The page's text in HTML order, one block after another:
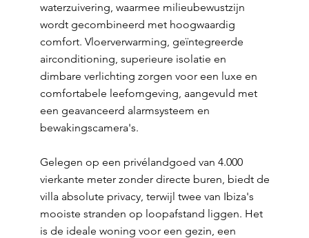
waterzuivering, waarmee milieubewustzijn
wordt gecombineerd met hoogwaardig
comfort. Vloerverwarming, geïntegreerde
airconditioning, superieure isolatie en
dimbare verlichting zorgen voor een luxe en
comfortabele leefomgeving, aangevuld met
een geavanceerd alarmsysteem en
bewakingscamera's.
Gelegen op een privélandgoed van 4.000
vierkante meter zonder directe buren, biedt de
villa absolute privacy, terwijl twee van Ibiza's
mooiste stranden op loopafstand liggen. Het
is de ideale woning voor een gezin, een